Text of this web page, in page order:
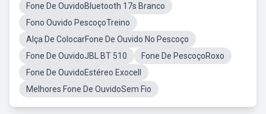
Fone De OuvidoBluetooth 17s Branco
Fono Ouvido PescoçoTreino
Alça De ColocarFone De Ouvido No Pescoço
Fone De OuvidoJBL BT 510
Fone De PescoçoRoxo
Fone De OuvidoEstéreo Exocell
Melhores Fone De OuvidoSem Fio